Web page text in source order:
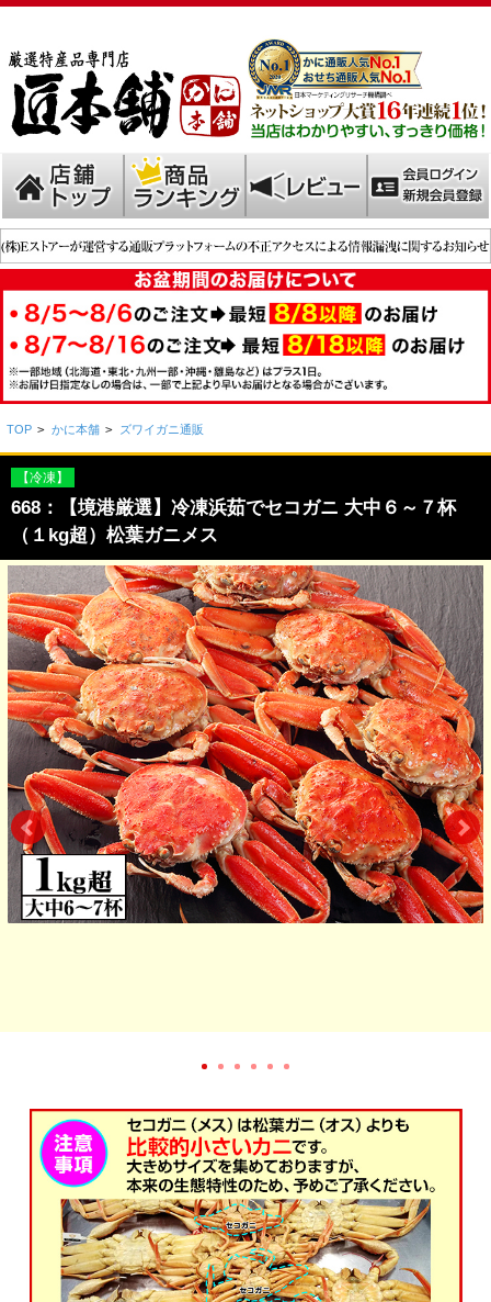
TOP > かに本舗 > ズワイガニ通販
【冷凍】
668：【境港厳選】冷凍浜茹でセコガニ 大中６～７杯
（１kg超）松葉ガニメス